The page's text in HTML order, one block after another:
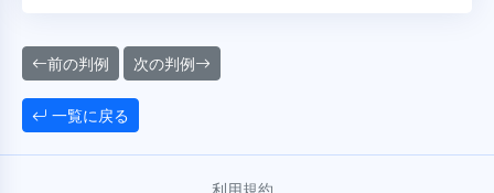
前の判例 次の判例
一覧に戻る